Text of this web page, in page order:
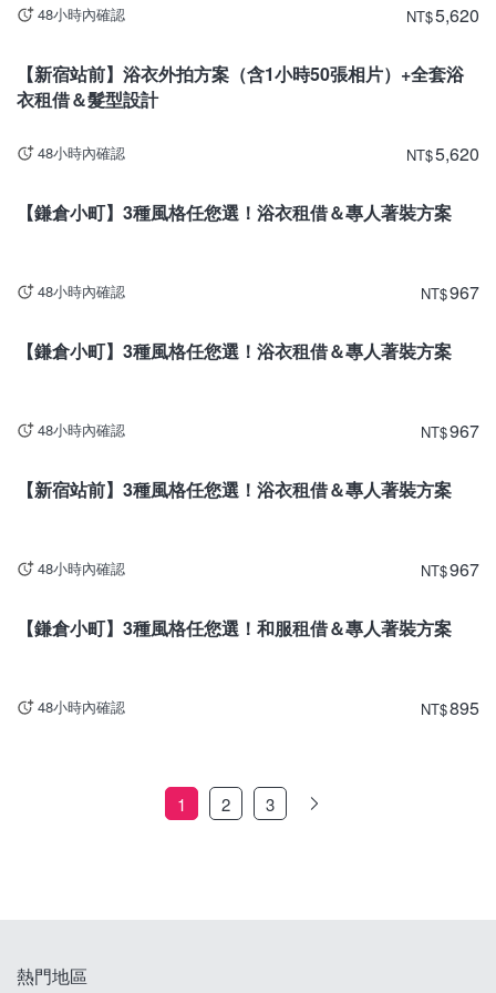
48小時內確認 NT$5,620
【新宿站前】浴衣外拍方案（含1小時50張相片）+全套浴
衣租借＆髮型設計
48小時內確認 NT$5,620
【鎌倉小町】3種風格任您選！浴衣租借＆專人著裝方案
48小時內確認 NT$967
【鎌倉小町】3種風格任您選！浴衣租借＆專人著裝方案
48小時內確認 NT$967
【新宿站前】3種風格任您選！浴衣租借＆專人著裝方案
48小時內確認 NT$967
【鎌倉小町】3種風格任您選！和服租借＆專人著裝方案
48小時內確認 NT$895
1 2 3
熱門地區